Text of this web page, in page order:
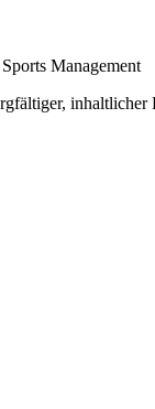
Management